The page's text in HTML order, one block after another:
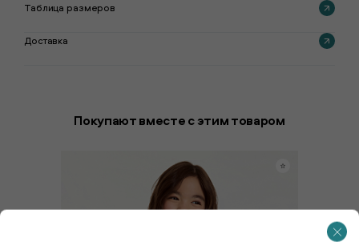
Таблица размеров
Доставка
Покупают вместе с этим товаром